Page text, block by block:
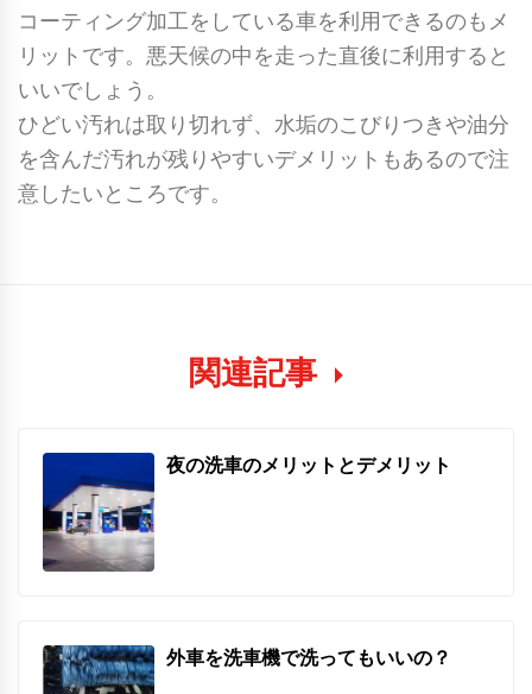
コーティング加工をしている車を利用できるのもメ
リットです。悪天候の中を走った直後に利用すると
いいでしょう。
ひどい汚れは取り切れず、水垢のこびりつきや油分
を含んだ汚れが残りやすいデメリットもあるので注
意したいところです。
関連記事
夜の洗車のメリットとデメリット
外車を洗車機で洗ってもいいの？